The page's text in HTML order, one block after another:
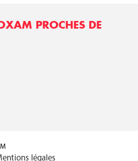
PROCHES DE
légales